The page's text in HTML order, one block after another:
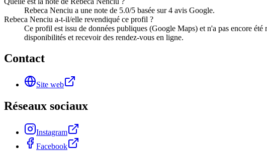
Rebeca Nenciu a une note de 5.0/5 basée sur 4 avis Google.
Rebeca Nenciu a-t-il/elle revendiqué ce profil ?
Ce profil est issu de données publiques (Google Maps) et n'a pas encore
disponibilités et recevoir des rendez-vous en ligne.
Contact
Site web
Réseaux sociaux
Instagram
Facebook